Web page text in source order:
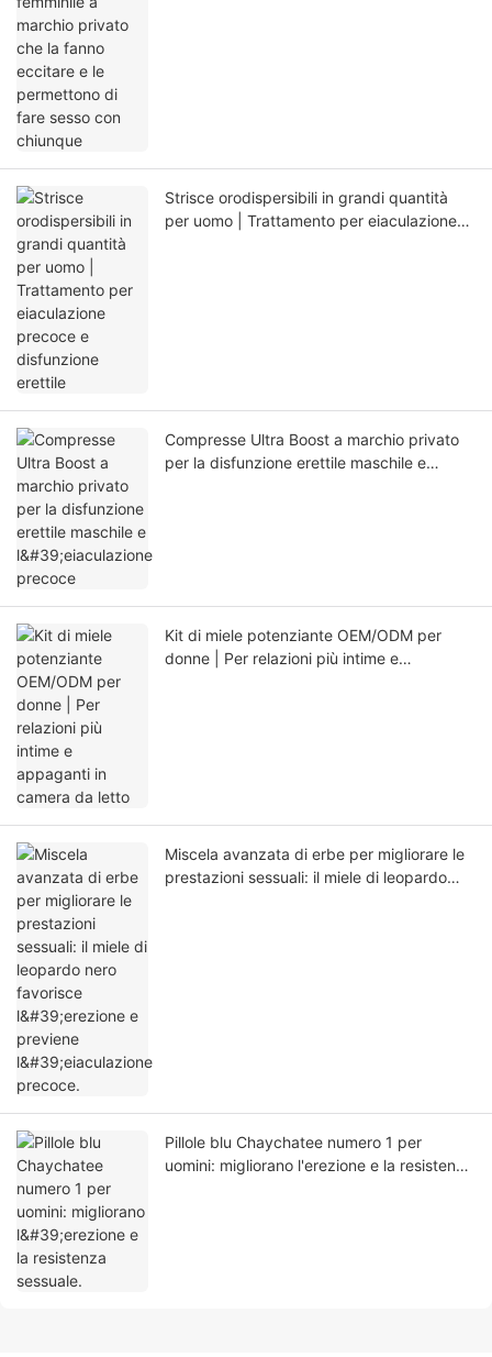
Strisce orodispersibili in grandi quantità
per uomo | Trattamento per eiaculazione
Compresse Ultra Boost a marchio privato
per la disfunzione erettile maschile e
Kit di miele potenziante OEM/ODM per
donne | Per relazioni più intime e
Miscela avanzata di erbe per migliorare le
prestazioni sessuali: il miele di leopardo
Pillole blu Chaychatee numero 1 per
uomini: migliorano l'erezione e la resistenza